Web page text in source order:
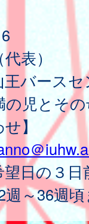
（代表）
バース
の児とそ
】
＠
日の３日
～36週